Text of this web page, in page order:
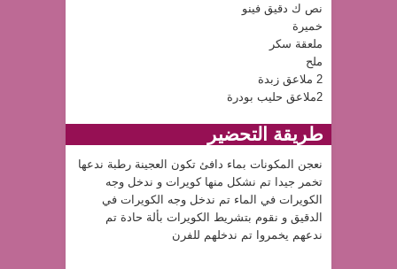
نص ك دقيق فينو
خميرة
ملعقة سكر
ملح
2 ملاعق زبدة
2ملاعق حليب بودرة
طريقة التحضير
نعجن المكونات بماء دافئ تكون العجينة رطبة ندعها
تخمر جيدا تم نشكل منها كويرات و ندخل وجه
الكويرات في الماء تم ندخل وجه الكويرات في
الدقيق و نقوم بتشريط الكويرات بألة حادة تم
ندعهم يخمروا تم ندخلهم للفرن